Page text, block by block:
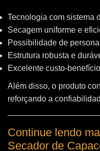
Tecnologia com sistema
Secagem uniforme e
Possibilidade de
Estrutura robusta e
Excelente custo-benefício
Além disso, o produto
reforçando a
Continue lendo
Secador de